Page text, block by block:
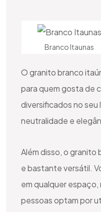
Branco Itaunas
O granito branco
para quem gosta de
diversificados no seu
neutralidade e
Além disso, o
e bastante versátil.
em qualquer
pessoas optam por